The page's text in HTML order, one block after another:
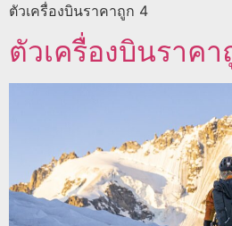
ตัวเครื่องบินราคาถูก 4
ตัวเครื่องบินราคา